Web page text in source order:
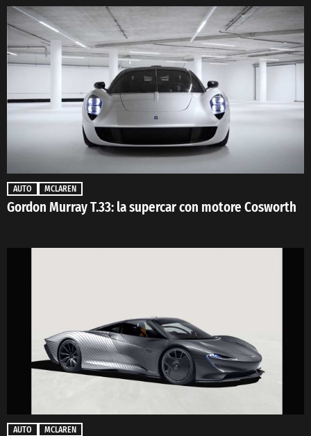
AUTO MCLAREN
Gordon Murray T.33: la supercar con motore Cosworth
AUTO MCLAREN